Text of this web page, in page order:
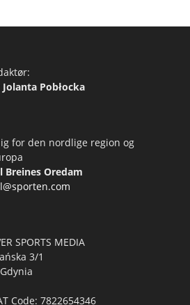
Pobłocka
for den nordlige region og
Breines Oredam
SPORTS MEDIA
3/1
Code: 7822654346